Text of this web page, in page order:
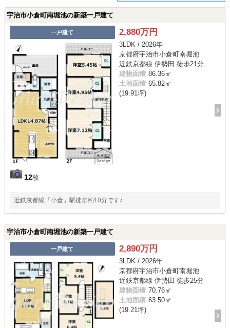
宇治市小倉町南堀池の新築一戸建て
一戸建て
12枚
2,880万円
3LDK / 2026年
京都府宇治市小倉町南堀池
近鉄京都線 伊勢田 徒歩21分
建物面積 86.36㎡
土地面積 65.82㎡
(19.91坪)
近鉄京都線「小倉」駅徒歩約10分です♪
宇治市小倉町南堀池の新築一戸建て
一戸建て 2,890万円
3LDK / 2026年
京都府宇治市小倉町南堀池
近鉄京都線 伊勢田 徒歩25分
建物面積 70.76㎡
土地面積 63.50㎡
(19.21坪)